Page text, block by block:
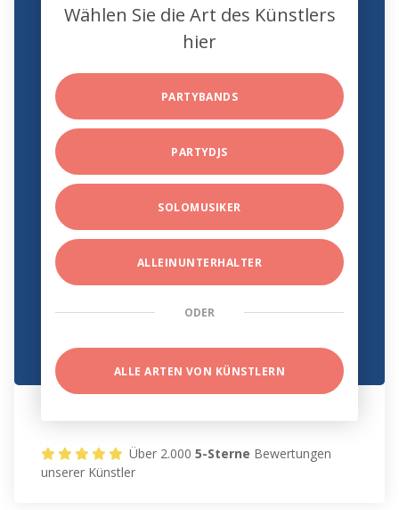
Wählen Sie die Art des Künstlers
hier
PARTYBANDS
PARTYDJS
SOLOMUSIKER
ALLEINUNTERHALTER
ODER
ALLE ARTEN VON KÜNSTLERN
Über 2.0005-Sterne Bewertungen
unserer Künstler